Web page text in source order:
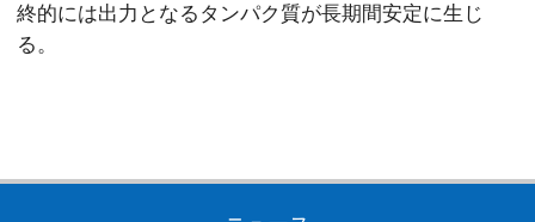
終的には出力となるタンパク質が長期間安定に生じ
る。